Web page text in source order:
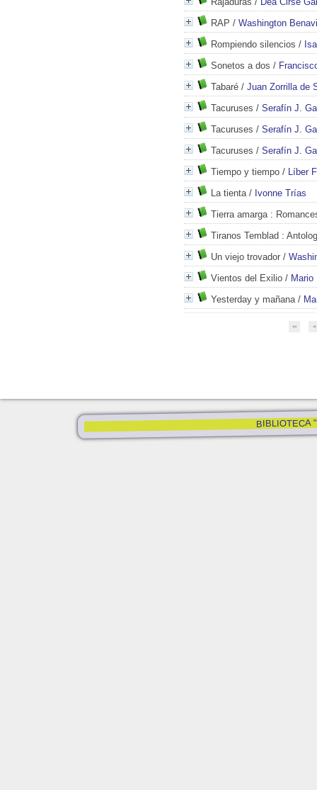
RAP / Washington
Rompiendo silencios /
Sonetos a dos /
Tabaré / Juan Zorrilla de
Tacuruses / Serafín J.
Tacuruses / Serafín J.
Tacuruses / Serafín J.
Tiempo y tiempo / Líber
La tienta/ Ivonne Trías
Tierra amarga:
Tiranos Temblad :
Un viejo trovador /
Vientos del Exilio / Mario
Yesterday y mañana/
BIBLIOTECA